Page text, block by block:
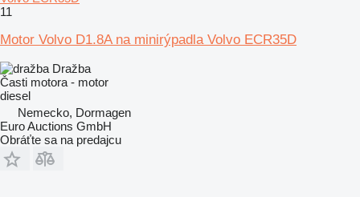
11
Motor Volvo D1.8A na minirýpadla Volvo ECR35D
Dražba
Časti motora - motor
diesel
Nemecko, Dormagen
Euro Auctions GmbH
Obráťte sa na predajcu